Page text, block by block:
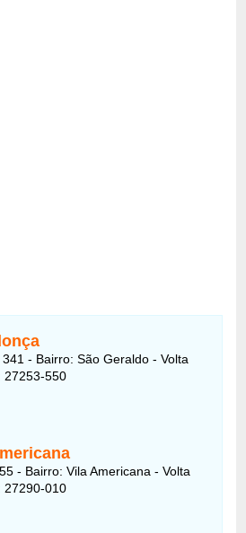
- Bairro: São Geraldo - Volta
27253-550
- Bairro: Vila Americana - Volta
27290-010